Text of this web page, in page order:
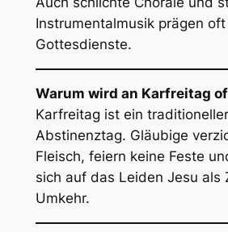
Instrumentalmusik prägen
Gottesdienste.
Warum wird an Karfreitag
Karfreitag ist ein
Abstinenztag. Gläubige
Fleisch, feiern keine Feste
sich auf das Leiden Jesu als
Umkehr.